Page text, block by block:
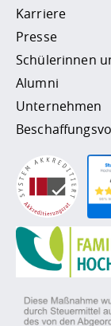
Karriere
Presse
Schülerinnen
Alumni
Unternehmen